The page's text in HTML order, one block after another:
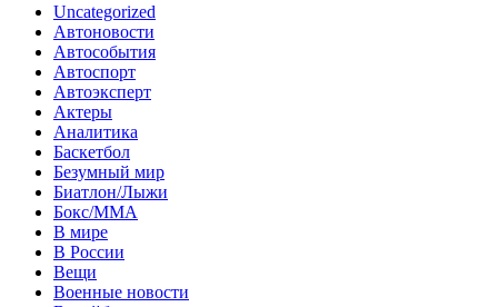
Uncategorized
Автоновости
Автособытия
Автоспорт
Автоэксперт
Актеры
Аналитика
Баскетбол
Безумный мир
Биатлон/Лыжи
Бокс/MMA
В мире
В России
Вещи
Военные новости